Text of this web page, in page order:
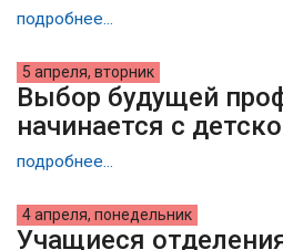
подробнее...
5 апреля, вторник
Выбор будущей
начинается с
подробнее...
4 апреля, понедельник
Учащиеся